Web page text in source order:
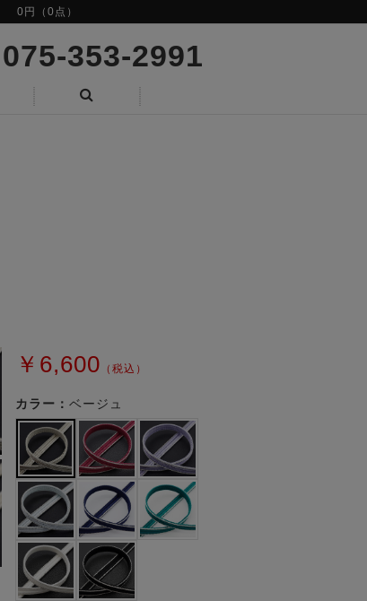
0円（0点）
075-353-2991
￥6,600 （税込）
カラー： ベージュ